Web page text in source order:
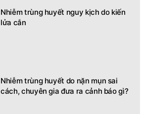
Nhiễm trùng huyết nguy kịch do kiến
lửa cắn
Nhiễm trùng huyết do nặn mụn sai
cách, chuyên gia đưa ra cảnh báo gì?